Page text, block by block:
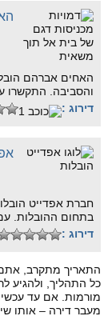
האחים אברהם
והסביבה. התקשרו
דירוג :
חברת אפדייט
בתחום ההובלות.
דירוג :
התאריך מתקרב, אתם
כל התהליך, ולהגיע
מורמות. אם עד
מעבר דירה – אותו